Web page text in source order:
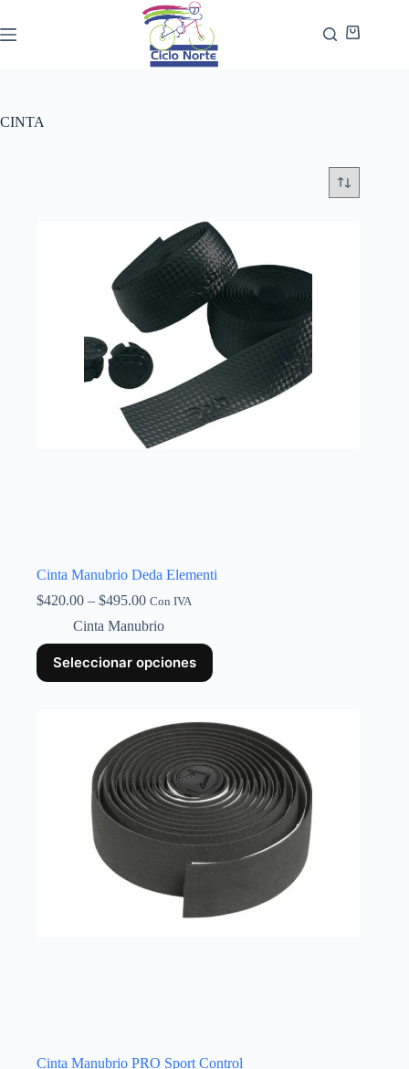
CINTA
Cinta Manubrio Deda Elementi
$420.00 – $495.00 Con IVA
Cinta Manubrio
Seleccionar opciones
Cinta Manubrio PRO Sport Control